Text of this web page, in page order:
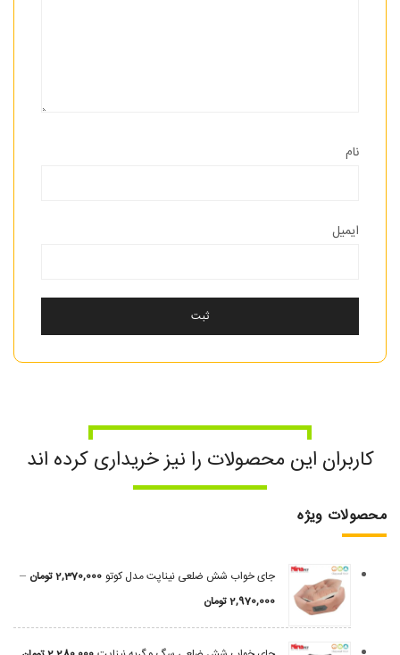
نام
ایمیل
کاربران این محصولات را نیز خریداری کرده اند
محصولات ویژه
جای خواب شش ضلعی نیناپت مدل کوتو 2,370,000تومان –
2,970,000تومان